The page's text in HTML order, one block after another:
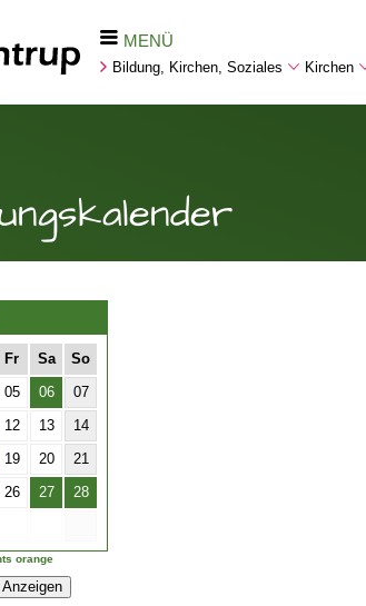
MENÜ
Bildung, Kirchen, Soziales Kirchen
Fr Sa So
05 06 07
12 13 14
19 20 21
26 27 28